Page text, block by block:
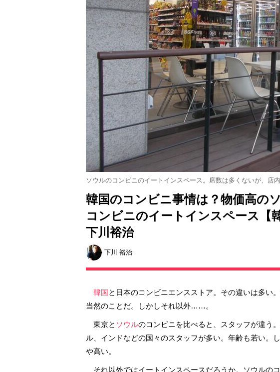
ソウルのコンビニのイートインスペース。席数は多くないが、店
韓国のコンビニ事情は？物価高の
コンビニのイートインスペース【
下川裕治
下川 裕治
韓国と日本のコンビニエンスストア。その違いは多い
当然のことだ。しかしそれ以外……。
東京と ソウルのコンビニを比べると、スタッフが違う
ル、インドなどの国々のスタッフが多い。年齢も若い。
や高い。
それ以外ではイートインスペースだろうか。ソウルの